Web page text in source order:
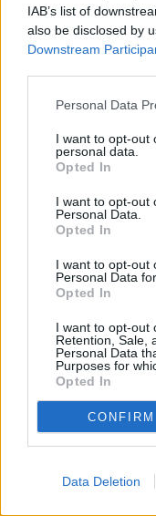
IAB’s list of
also be disclosed by
Downstream
Personal Data
I want to opt-out
personal data.
Opted In
I want to opt-out
Personal Data.
Opted In
I want to opt-out
Personal Data
Opted In
I want to opt-out
Retention, Sale,
Personal Data
Purposes for
Opted In
CONFIRM
Data Deletion
Refescar
PUBLICIDAD
Lo más leído
Bustamante,
Muchachito
y el festival La
llenarán de
del Carmen este